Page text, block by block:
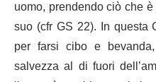
uomo, prendendo ciò che
suo (cfr GS 22). In
per farsi cibo e
salvezza al di fuori